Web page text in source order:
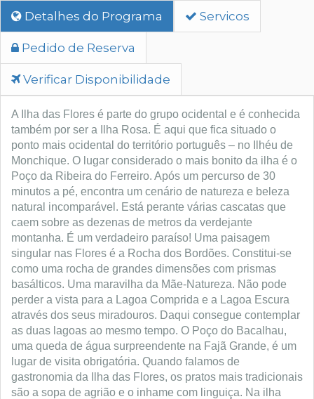
Detalhes do Programa Servicos
Pedido de Reserva
Verificar Disponibilidade
A Ilha das Flores é parte do grupo ocidental e é conhecida
também por ser a Ilha Rosa. É aqui que fica situado o
ponto mais ocidental do território português – no Ilhéu de
Monchique. O lugar considerado o mais bonito da ilha é o
Poço da Ribeira do Ferreiro. Após um percurso de 30
minutos a pé, encontra um cenário de natureza e beleza
natural incomparável. Está perante várias cascatas que
caem sobre as dezenas de metros da verdejante
montanha. É um verdadeiro paraíso! Uma paisagem
singular nas Flores é a Rocha dos Bordões. Constitui-se
como uma rocha de grandes dimensões com prismas
basálticos. Uma maravilha da Mãe-Natureza. Não pode
perder a vista para a Lagoa Comprida e a Lagoa Escura
através dos seus miradouros. Daqui consegue contemplar
as duas lagoas ao mesmo tempo. O Poço do Bacalhau,
uma queda de água surpreendente na Fajã Grande, é um
lugar de visita obrigatória. Quando falamos de
gastronomia da Ilha das Flores, os pratos mais tradicionais
são a sopa de agrião e o inhame com linguiça. Na ilha